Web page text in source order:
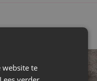
website te